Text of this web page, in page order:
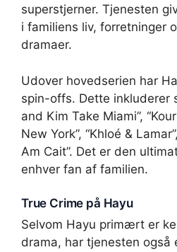
superstjerner. Tjenesten
i familiens liv, forretninger
dramaer.
Udover hovedserien har
spin-offs. Dette inkluderer
and Kim Take Miami”,
New York”, “Khloé &
Am Cait”. Det er den
enhver fan af familien.
True Crime på Hayu
Selvom Hayu primært er
drama, har tjenesten også